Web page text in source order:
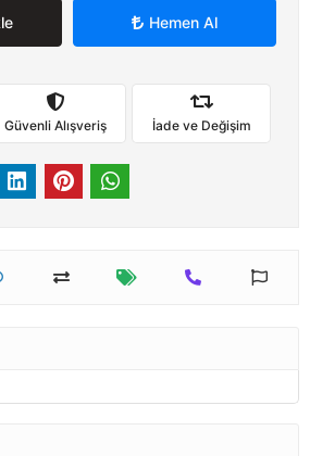
Hemen Al
Güvenli Alışveriş İade ve Değişim